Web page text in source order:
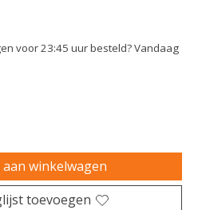
is
voor 23:45 uur besteld? Vandaag
winkelwagen
toevoegen